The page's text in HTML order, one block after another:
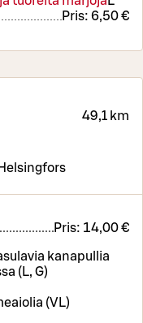
Pris: 6,50 €
49,1 km
Helsingfors
Pris: 14,00 €
kanapullia
(L, G)
(VL)